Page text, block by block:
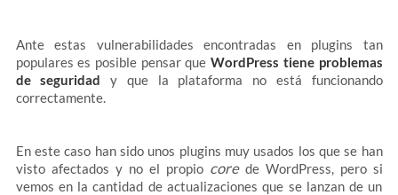
Ante estas vulnerabilidades encontradas en plugins tan
populares es posible pensar queWordPress tiene problemas
de seguridad y que la plataforma no está funcionando
correctamente.
En este caso han sido unos plugins muy usados los que se han
visto afectados y no el propio corede WordPress, pero si
vemos en la cantidad de actualizaciones que se lanzan de un